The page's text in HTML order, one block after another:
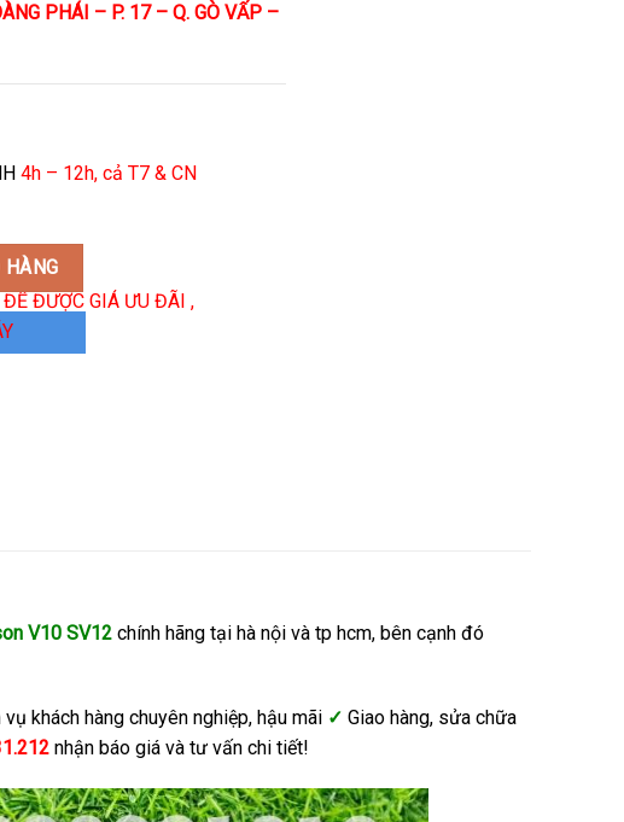
PHÁI – P. 17 – Q. GÒ VẤP –
4h – 12h, cả T7 & CN
ĐỂ ĐƯỢC GIÁ ƯU ĐÃI ,
V10 SV12 chính hãng tại hà nội và tp hcm, bên cạnh đó
vụ khách hàng chuyên nghiệp, hậu mãi ✓ Giao hàng, sửa chữa
nhận báo giá và tư vấn chi tiết!